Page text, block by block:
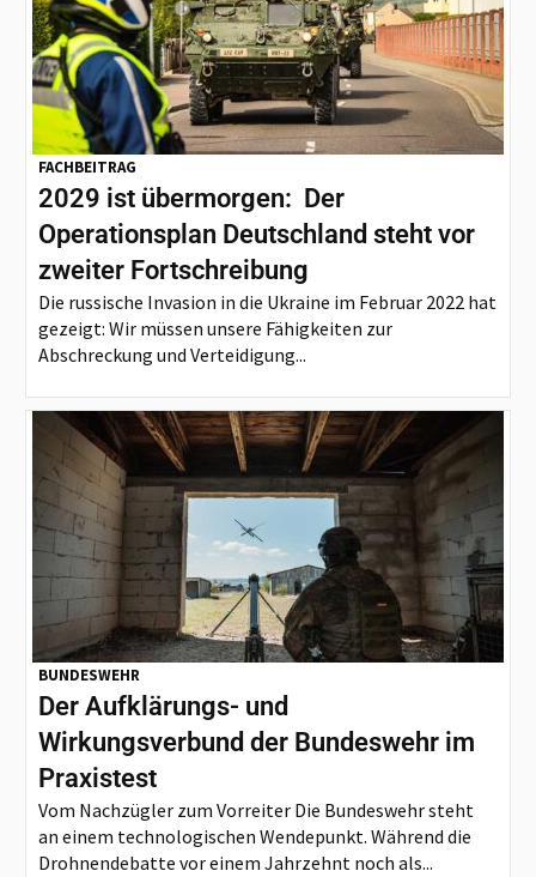
FACHBEITRAG
2029 ist übermorgen: Der
Operationsplan Deutschland steht vor
zweiter Fortschreibung
Die russische Invasion in die Ukraine im Februar 2022 hat
gezeigt: Wir müssen unsere Fähigkeiten zur
Abschreckung und Verteidigung...
BUNDESWEHR
Der Aufklärungs- und
Wirkungsverbund der Bundeswehr im
Praxistest
Vom Nachzügler zum Vorreiter Die Bundeswehr steht
an einem technologischen Wendepunkt. Während die
Drohnendebatte vor einem Jahrzehnt noch als...